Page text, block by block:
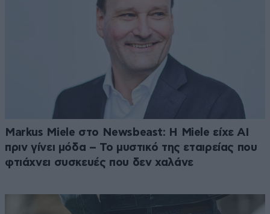
Markus Miele στο Newsbeast: Η Miele είχε AI
πριν γίνει μόδα – Το μυστικό της εταιρείας που
φτιάχνει συσκευές που δεν χαλάνε